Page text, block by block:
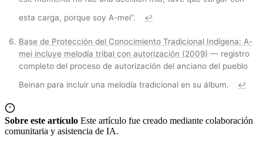
esta carga, porque soy A-mei”.
↩
Base de Protección del Conocimiento Tradicional Indígena: A-
mei incluye melodía tribal con autorización (2009) — registro
completo del proceso de autorización del anciano del pueblo
Beinan para incluir una melodía tradicional en su álbum.
↩
Sobre este artículo Este artículo fue creado mediante colaboración
comunitaria y asistencia de IA.